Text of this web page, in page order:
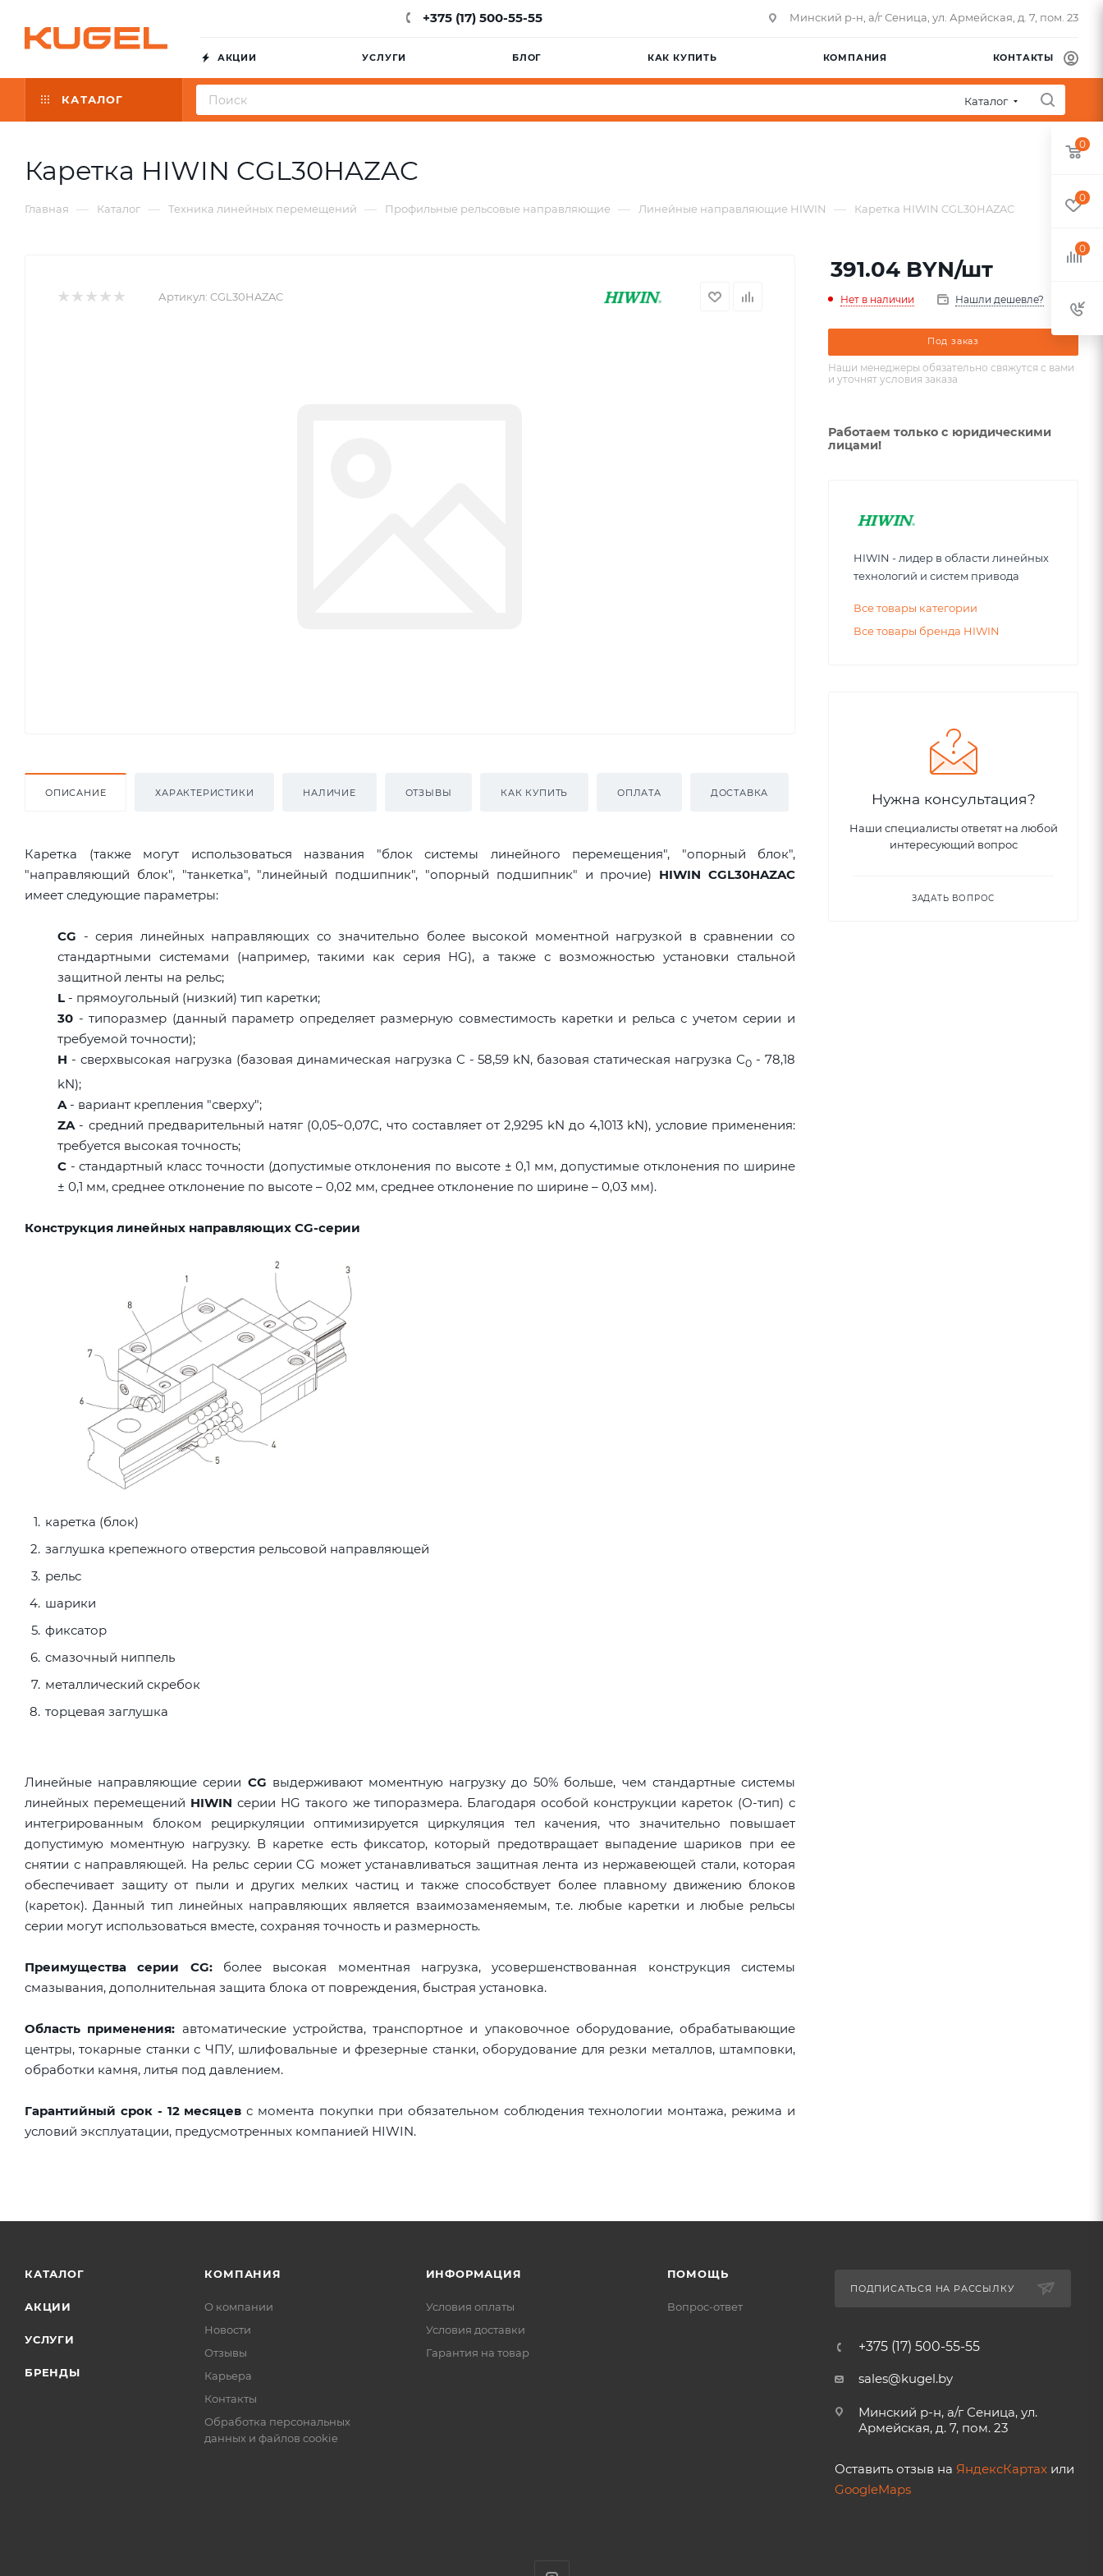
+375 (17) 500-55-55 Минский р-н, а/г Сеница, ул. Армейская, д. 7, пом. 23
АКЦИИ УСЛУГИ БЛОГ КАК КУПИТЬ КОМПАНИЯ КОНТАКТЫ
КАТАЛОГ Каталог
Каретка HIWIN CGL30HAZAC
Главная — Каталог — Техника линейных перемещений — Профильные рельсовые направляющие — Линейные направляющие HIWIN — Каретка HIWIN CGL30HAZAC
Артикул: CGL30HAZAC
ОПИСАНИЕ ХАРАКТЕРИСТИКИ НАЛИЧИЕ ОТЗЫВЫ КАК КУПИТЬ ОПЛАТА ДОСТАВКА
Каретка (также могут использоваться названия "блок системы линейного перемещения", "опорный блок",
"направляющий блок", "танкетка", "линейный подшипник", "опорный подшипник" и прочие) HIWIN CGL30HAZAC
имеет следующие параметры:
CG - серия линейных направляющих со значительно более высокой моментной нагрузкой в сравнении со
стандартными системами (например, такими как серия HG), а также с возможностью установки стальной
защитной ленты на рельс;
L - прямоугольный (низкий) тип каретки;
30 - типоразмер (данный параметр определяет размерную совместимость каретки и рельса с учетом серии и
требуемой точности);
H - сверхвысокая нагрузка (базовая динамическая нагрузка C - 58,59 kN, базовая статическая нагрузка С0 - 78,18
kN);
A- вариант крепления "сверху";
ZA- средний предварительный натяг (0,05~0,07C, что составляет от 2,9295 kN до 4,1013 kN), условие применения:
требуется высокая точность;
C - стандартный класс точности (допустимые отклонения по высоте ± 0,1 мм, допустимые отклонения по ширине
± 0,1 мм, среднее отклонение по высоте – 0,02 мм, среднее отклонение по ширине – 0,03 мм).
Конструкция линейных направляющих CG-серии
каретка (блок)
заглушка крепежного отверстия рельсовой направляющей
рельс
шарики
фиксатор
смазочный ниппель
металлический скребок
торцевая заглушка
Линейные направляющие серии CG выдерживают моментную нагрузку до 50% больше, чем стандартные системы
линейных перемещений HIWIN серии HG такого же типоразмера. Благодаря особой конструкции кареток (О-тип) с
интегрированным блоком рециркуляции оптимизируется циркуляция тел качения, что значительно повышает
допустимую моментную нагрузку. В каретке есть фиксатор, который предотвращает выпадение шариков при ее
снятии с направляющей. На рельс серии CG может устанавливаться защитная лента из нержавеющей стали, которая
обеспечивает защиту от пыли и других мелких частиц и также способствует более плавному движению блоков
(кареток). Данный тип линейных направляющих является взаимозаменяемым, т.е. любые каретки и любые рельсы
серии могут использоваться вместе, сохраняя точность и размерность.
Преимущества серии CG:более высокая моментная нагрузка, усовершенствованная конструкция системы
смазывания, дополнительная защита блока от повреждения, быстрая установка.
Область применения: автоматические устройства, транспортное и упаковочное оборудование, обрабатывающие
центры, токарные станки с ЧПУ, шлифовальные и фрезерные станки, оборудование для резки металлов, штамповки,
обработки камня, литья под давлением.
Гарантийный срок - 12 месяцев с момента покупки при обязательном соблюдения технологии монтажа, режима и
условий эксплуатации, предусмотренных компанией HIWIN.
391.04 BYN/шт
Нет в наличии Нашли дешевле?
Под заказ
Наши менеджеры обязательно свяжутся с вами
и уточнят условия заказа
Работаем только с юридическими
лицами!
HIWIN - лидер в области линейных
технологий и систем привода
Все товары категории
Все товары бренда HIWIN
Нужна консультация?
Наши специалисты ответят на любой
интересующий вопрос
ЗАДАТЬ ВОПРОС
КАТАЛОГ
АКЦИИ
УСЛУГИ
БРЕНДЫ
КОМПАНИЯ
О компании
Новости
Отзывы
Карьера
Контакты
Обработка персональных
данных и файлов cookie
ИНФОРМАЦИЯ
Условия оплаты
Условия доставки
Гарантия на товар
ПОМОЩЬ
Вопрос-ответ
ПОДПИСАТЬСЯ НА РАССЫЛКУ
+375 (17) 500-55-55
sales@kugel.by
Минский р-н, а/г Сеница, ул.
Армейская, д. 7, пом. 23
Оставить отзыв на ЯндексКартахили
GoogleMaps
0
0
0